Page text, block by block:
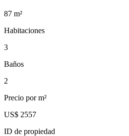
87 m²
Habitaciones
3
Baños
2
Precio por m²
US$ 2557
ID de propiedad